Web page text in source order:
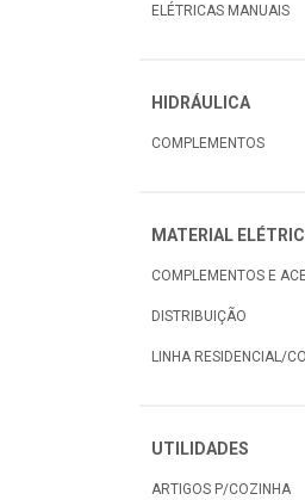
ELÉTRICAS MANUAIS
HIDRÁULICA
COMPLEMENTOS
MATERIAL
COMPLEMENTOS E
DISTRIBUIÇÃO
LINHA RESIDENCIAL/
UTILIDADES
ARTIGOS P/COZINHA